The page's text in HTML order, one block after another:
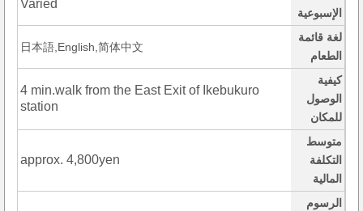
الإسبوعية
Varied
لغة قائمة
الطعام
日本語,English,简体中文
كيفية
الوصول
للمكان
4 min.walk from the East Exit of Ikebukuro
station
متوسط
التكلفة
المالية
approx. 4,800yen
الرسوم